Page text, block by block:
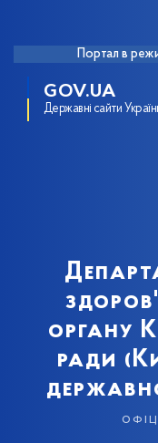
Портал в
GOV.UA
Державні сайти
органу
ради